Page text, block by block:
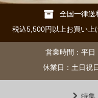
全国一律送
税込5,500円以上お買い上
営業時間：平
休業日：土日祝
特集